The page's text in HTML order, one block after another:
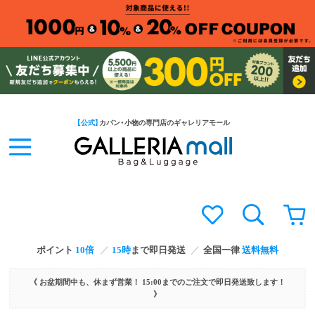
ポイント 10倍 15時まで即日発送 全国一律送料無料
【公式】 カバン・小物の専門店のギャレリアモール
《 お盆期間中も、休まず営業！ 15:00までのご注文で即日発送致します！
》